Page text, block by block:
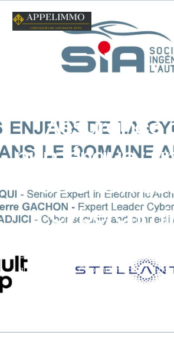
Assurance
numérique :
de choix
expansion, offrant une multitude
quelques clics. Cependant, cette